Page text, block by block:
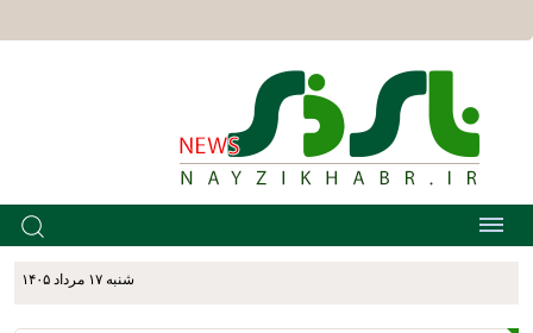
شنبه ۱۷ مرداد ۱۴۰۵